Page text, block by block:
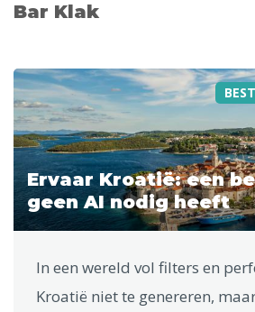
Bar Klak
Ervaar Kroatië: een
geen AI nodig heeft
In een wereld vol filters en
Kroatië niet te genereren,